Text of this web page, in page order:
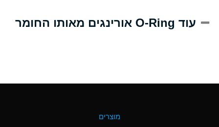
(Aqueous) עוד O-Ring אורינגים מאותו החומר
מוצרים